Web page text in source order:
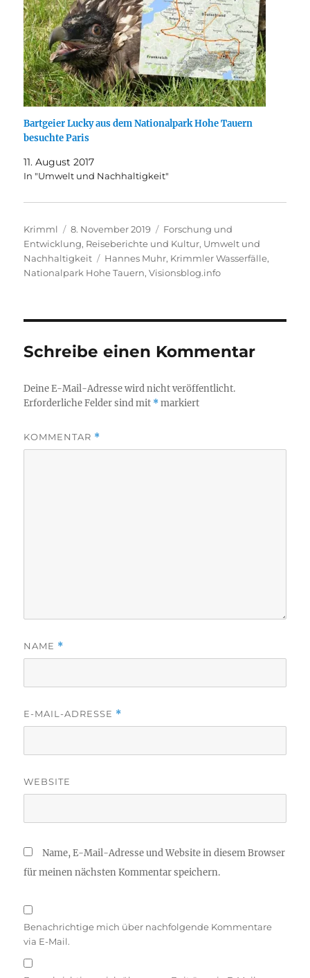
Bartgeier Lucky aus dem Nationalpark Hohe Tauern
besuchte Paris
11. August 2017
In "Umwelt und Nachhaltigkeit"
Autor
Krimml
Veröffentlicht
am
8. November 2019 Kategorien
Forschung und
Entwicklung, Reiseberichte und Kultur, Umwelt und
Nachhaltigkeit
Schlagwörter
Hannes Muhr, Krimmler Wasserfälle,
Nationalpark Hohe Tauern,Visionsblog.info
Schreibe einen Kommentar
Deine E-Mail-Adresse wird nicht veröffentlicht.
Erforderliche Felder sind mit *markiert
KOMMENTAR *
NAME *
E-MAIL-ADRESSE *
WEBSITE
Name, E-Mail-Adresse und Website in diesem Browser
für meinen nächsten Kommentar speichern.
Benachrichtige mich über nachfolgende Kommentare
via E-Mail.